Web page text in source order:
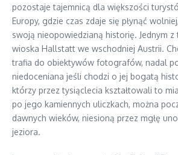
pozostaje tajemnicą dla większości
Europy, gdzie czas zdaje się płynąć
swoją nieopowiedzianą historię. Jednym z
wioska Hallstatt we wschodniej Austrii.
trafia do obiektywów fotografów, nadal
niedoceniana jeśli chodzi o jej bogatą
którzy przez tysiąclecia kształtowali to
po jego kamiennych uliczkach, można
dawnych wieków, niesioną przez mgłę
jeziora.